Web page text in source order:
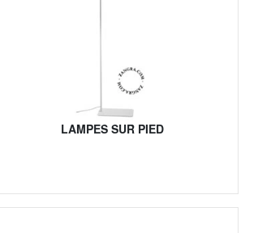
LAMPES SUR PIED